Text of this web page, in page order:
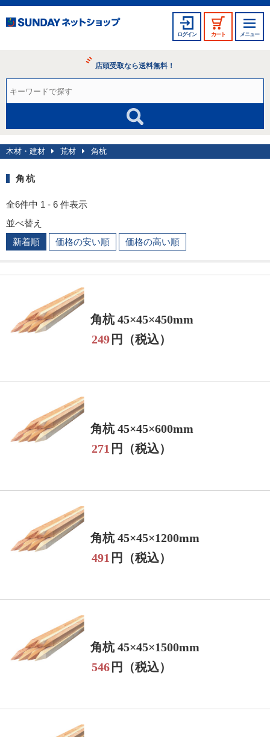
ログイン カート メニュー
店頭受取なら送料無料！
木材・建材 荒材 角杭
角杭
全6件中 1 - 6 件表示
並べ替え
新着順
価格の安い順 価格の高い順
角杭 45×45×450mm
249 円（税込）
角杭 45×45×600mm
271 円（税込）
角杭 45×45×1200mm
491 円（税込）
角杭 45×45×1500mm
546 円（税込）